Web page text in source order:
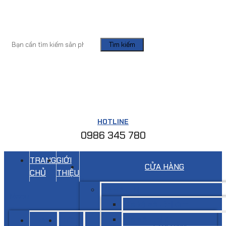
Tìm kiếm
HOTLINE
0986 345 780
TRANG
CHỦ
GIỚI
THIỆU
CỬA HÀNG
TRANG